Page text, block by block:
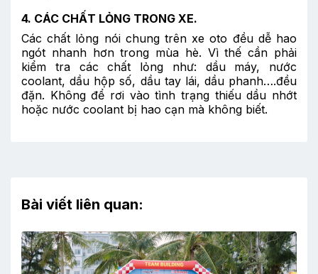
4. CÁC CHẤT LỎNG TRONG XE.
Các chất lỏng nói chung trên xe oto đều dễ hao
ngót nhanh hơn trong mùa hè. Vì thế cần phải
kiểm tra các chất lỏng như: dầu máy, nước
coolant, dầu hộp số, dầu tay lái, dầu phanh….đều
đặn. Không để rơi vào tình trạng thiếu dầu nhớt
hoặc nước coolant bị hao cạn mà không biết.
Bài viết liên quan: